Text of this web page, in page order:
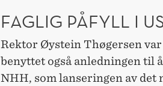
FAGLIG PÅFYLL I
Rektor Øystein Thøgersen
benyttet også anledningen til
NHH, som lanseringen av det